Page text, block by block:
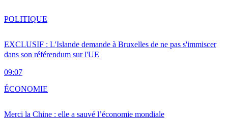
EXCLUSIF : L'Islande demande à Bruxelles de ne pas s'immiscer
dans son référendum sur l'UE
09:07
POLITIQUE
Merci la Chine : elle a sauvé l’économie mondiale
ÉCONOMIE